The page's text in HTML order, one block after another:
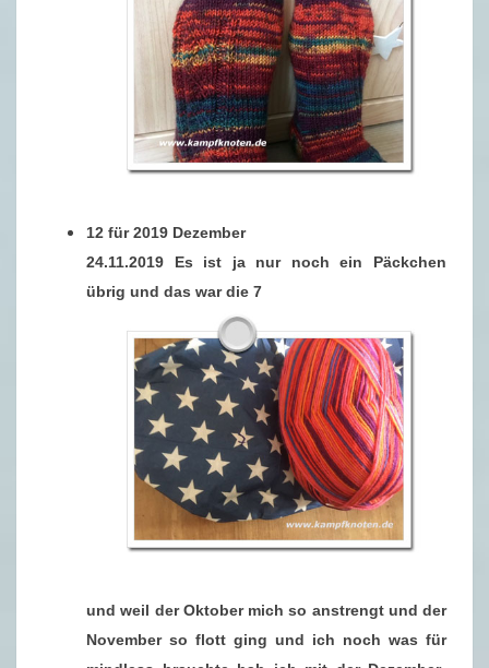
12 für 2019 Dezember
24.11.2019 Es ist ja nur noch ein Päckchen
übrig und das war die 7
und weil der Oktober mich so anstrengt und der
November so flott ging und ich noch was für